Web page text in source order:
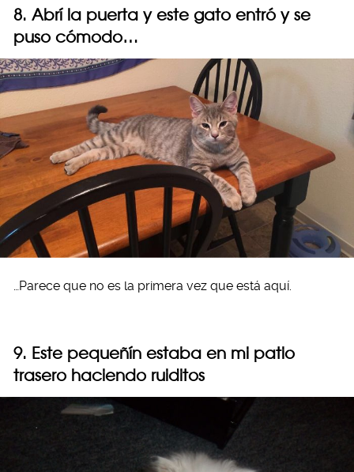
8. Abrí la puerta y este gato entró y se
puso cómodo…
…Parece que no es la primera vez que está aquí.
9. Este pequeñín estaba en mi patio
trasero haciendo ruiditos